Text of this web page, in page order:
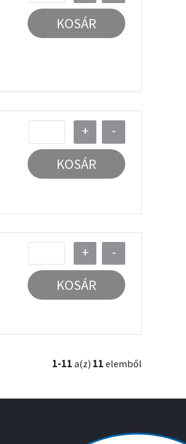
KOSÁR
+
-
KOSÁR
+
-
KOSÁR
1-11a(z) 11elemből